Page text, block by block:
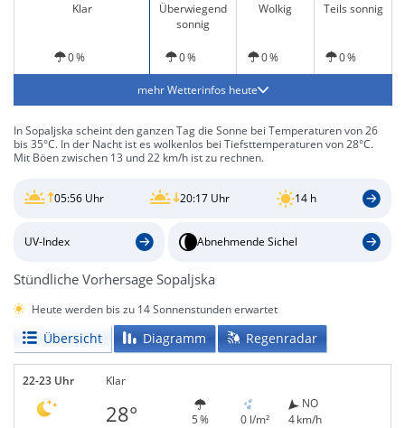
Klar
Überwiegend
sonnig
Wolkig Teils sonnig
0 % 0 % 0 % 0 %
mehr Wetterinfos heute
In Sopaljska scheint den ganzen Tag die Sonne bei Temperaturen von 26
bis 35°C. In der Nacht ist es wolkenlos bei Tiefsttemperaturen von 28°C.
Mit Böen zwischen 13 und 22 km/h ist zu rechnen.
05:56 Uhr 20:17 Uhr 14 h
UV-Index Abnehmende Sichel
Stündliche Vorhersage Sopaljska
Heute werden bis zu 14 Sonnenstunden erwartet
Übersicht Diagramm Regenradar
22-23 Uhr Klar
28° 5 % 0 l/m²
NO
4 km/h